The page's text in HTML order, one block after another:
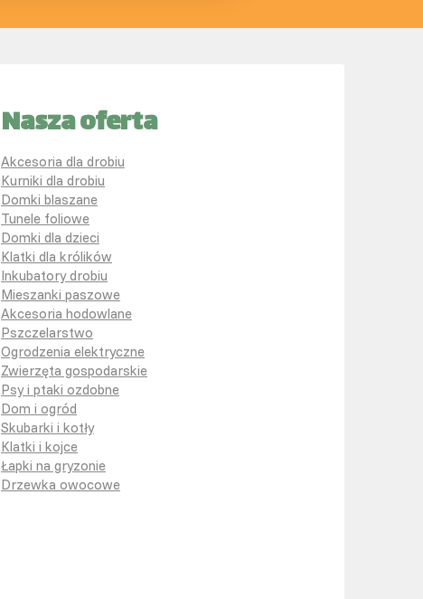
Nasza oferta
Akcesoria dla drobiu
Kurniki dla drobiu
Domki blaszane
Tunele foliowe
Domki dla dzieci
Klatki dla królików
Inkubatory drobiu
Mieszanki paszowe
Akcesoria hodowlane
Pszczelarstwo
Ogrodzenia elektryczne
Zwierzęta gospodarskie
Psy i ptaki ozdobne
Dom i ogród
Skubarki i kotły
Klatki i kojce
Łapki na gryzonie
Drzewka owocowe